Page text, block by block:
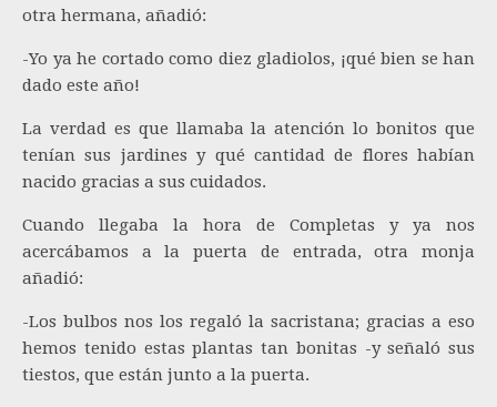
otra hermana, añadió:
-Yo ya he cortado como diez gladiolos, ¡qué bien se han
dado este año!
La verdad es que llamaba la atención lo bonitos que
tenían sus jardines y qué cantidad de flores habían
nacido gracias a sus cuidados.
Cuando llegaba la hora de Completas y ya nos
acercábamos a la puerta de entrada, otra monja
añadió:
-Los bulbos nos los regaló la sacristana; gracias a eso
hemos tenido estas plantas tan bonitas -y señaló sus
tiestos, que están junto a la puerta.